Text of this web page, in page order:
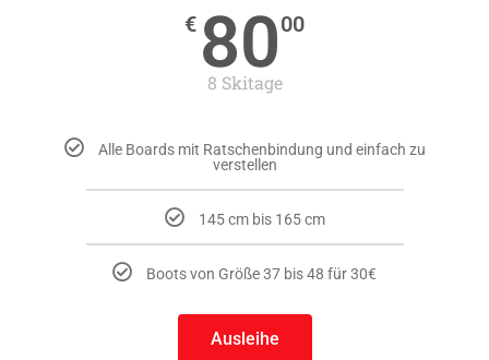
€ 8000
8 Skitage
Alle Boards mit Ratschenbindung und einfach zu
verstellen
145 cm bis 165 cm
Boots von Größe 37 bis 48 für 30€
Ausleihe